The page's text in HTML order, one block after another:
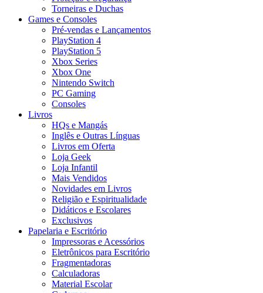
Torneiras e Duchas
Games e Consoles
Pré-vendas e Lançamentos
PlayStation 4
PlayStation 5
Xbox Series
Xbox One
Nintendo Switch
PC Gaming
Consoles
Livros
HQs e Mangás
Inglês e Outras Línguas
Livros em Oferta
Loja Geek
Loja Infantil
Mais Vendidos
Novidades em Livros
Religião e Espiritualidade
Didáticos e Escolares
Exclusivos
Papelaria e Escritório
Impressoras e Acessórios
Eletrônicos para Escritório
Fragmentadoras
Calculadoras
Material Escolar